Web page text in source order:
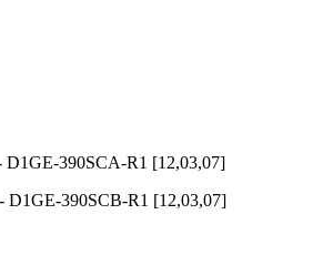
390SCA-R1 [12,03,07]
D1GE-390SCB-R1 [12,03,07]